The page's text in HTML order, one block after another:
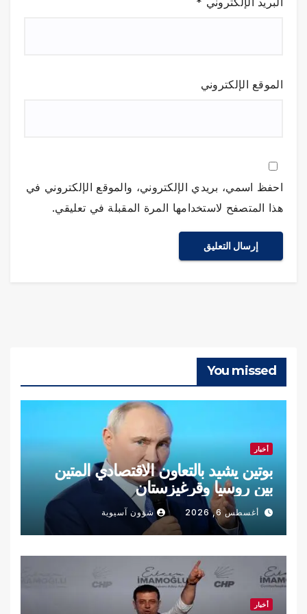
الموقع الإلكتروني
احفظ اسمي، بريدي الإلكتروني، والموقع الإلكتروني في
هذا المتصفح لاستخدامها المرة المقبلة في تعليقي.
You missed
أخبار
بوتين يشيد بالتعاون الاقتصادي المتين
بين روسيا وقرغيزستان
أغسطس 6, 2026 شؤون آسيوية
أخبار